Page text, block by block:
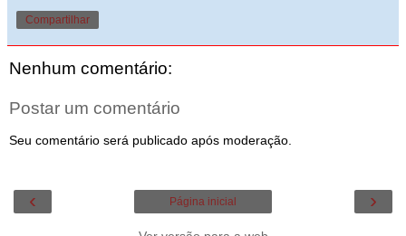
Compartilhar
Nenhum comentário:
Postar um comentário
Seu comentário será publicado após moderação.
‹ ›
Página inicial